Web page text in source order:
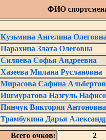
ФИО
Кузьмина Ангелина
Парахина Злата Олеговна
Силяева Софья Андреевна
Хазеева Милана Руслановна
Мирасова Сафина
Ишмуратова Назгуль
Пинчук Виктория Антоновна
Трамбукина Дарья
Всего очков:
2